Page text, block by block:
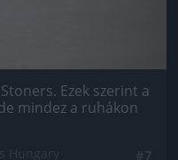
Ezek szerint a
mindez a ruhákon